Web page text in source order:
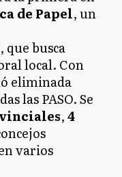
de Papel, un
, que busca
local. Con
eliminada
las PASO. Se
,4
varios